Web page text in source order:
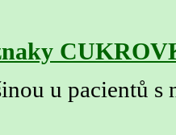
u pacientů s